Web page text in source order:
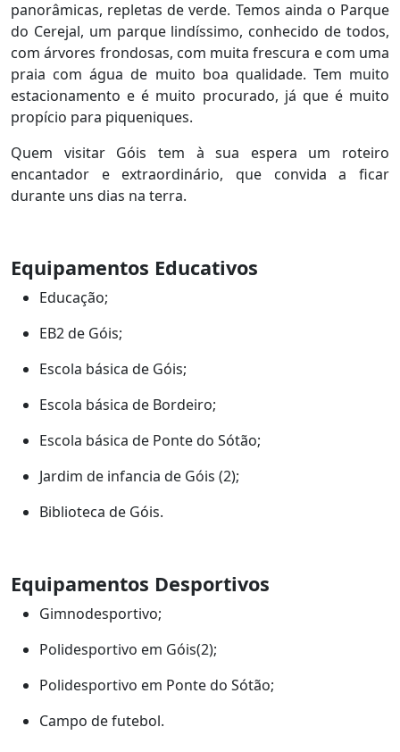
panorâmicas, repletas de verde. Temos ainda o Parque
do Cerejal, um parque lindíssimo, conhecido de todos,
com árvores frondosas, com muita frescura e com uma
praia com água de muito boa qualidade. Tem muito
estacionamento e é muito procurado, já que é muito
propício para piqueniques.
Quem visitar Góis tem à sua espera um roteiro
encantador e extraordinário, que convida a ficar
durante uns dias na terra.
Equipamentos Educativos
Educação;
EB2 de Góis;
Escola básica de Góis;
Escola básica de Bordeiro;
Escola básica de Ponte do Sótão;
Jardim de infancia de Góis (2);
Biblioteca de Góis.
Equipamentos Desportivos
Gimnodesportivo;
Polidesportivo em Góis(2);
Polidesportivo em Ponte do Sótão;
Campo de futebol.